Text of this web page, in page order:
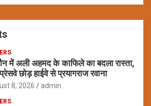
में अली अहमद के काफिले का बदला रास्ता,
छोड़ हाईवे से प्रयागराज रवाना
8, 2026 admin